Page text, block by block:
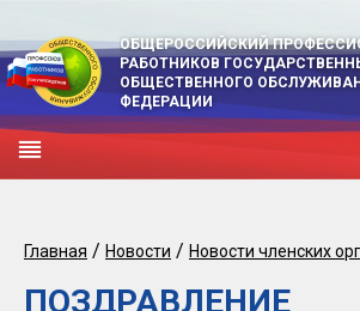
ОБЩЕРОССИЙСКИЙ
РАБОТНИКОВ
ОБЩЕСТВЕННОГО
ФЕДЕРАЦИИ
Главная / Новости / Новости членских
ПОЗДРАВЛЕНИЕ